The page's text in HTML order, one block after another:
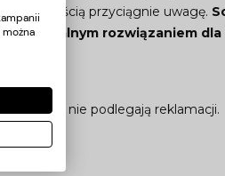
z pewnością przyciągnie uwagę.
ją idealnym rozwiązaniem
powłoki nie podlegają reklamacji.